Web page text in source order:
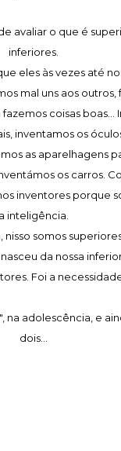
avaliar o que é
inferiores.
eles às vezes até
mal uns aos outros,
coisas boas...
inventamos os
as aparelhagens
os carros.
inventores porque
a inteligência.
nisso somos
da nossa
Foi a
na adolescência, e
dois...